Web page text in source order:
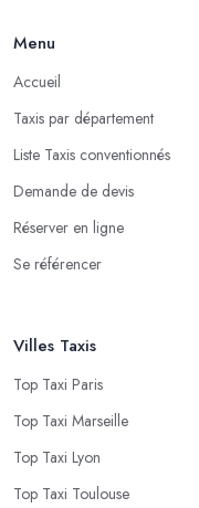
Menu
Accueil
Taxis par département
Liste Taxis conventionnés
Demande de devis
Réserver en ligne
Se référencer
Villes Taxis
Top Taxi Paris
Top Taxi Marseille
Top Taxi Lyon
Top Taxi Toulouse